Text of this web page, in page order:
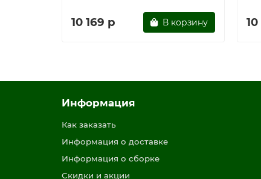
10 169 р В корзину
Информация
Как заказать
Информация о доставке
Информация о сборке
Скидки и акции